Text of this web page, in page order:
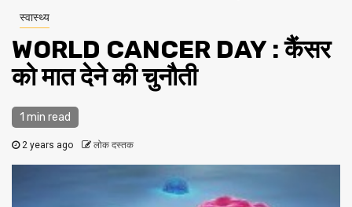
स्वास्थ्य
WORLD CANCER DAY : कैंसर
को मात देने की चुनौती
1 min read
2 years ago लोक दस्तक